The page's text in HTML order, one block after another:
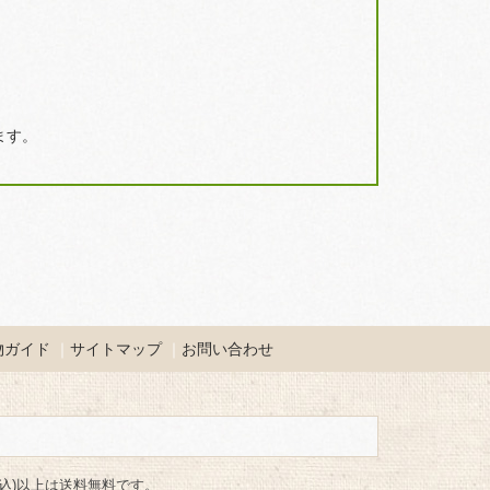
。
イド サイトマップ お問い合わせ
)以上は送料無料です。